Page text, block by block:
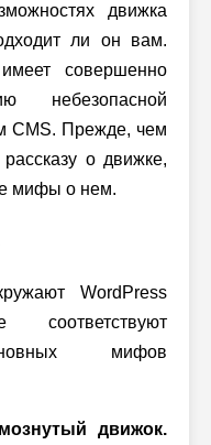
движка
ли он вам.
совершенно
небезопасной
CMS. Прежде, чем
о движке,
мифы о нем.
WordPress
мифов
движок.